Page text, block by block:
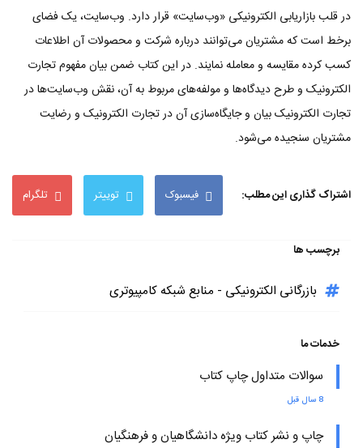
در قلب بازاریابی الکترونیکی «وب‌سایت» قرار دارد. وب‌سایت، یک فضای
برخط است که مشتریان می‌توانند درباره شرکت و محصولات آن اطلاعات
کسب کرده مقایسه و معامله نمایند. در این کتاب ضمن بیان مفهوم تجارت
الکترونیک و طرح دیدگاه‌ها و مولفه‌های مربوط به آن، نقش وب‌سایت‌ها در
تجارت الکترونیک بیان و جایگاه‌سازی آن در تجارت الکترونیک و رضایت
مشتریان سنجیده می‌شود.
اشتراک گذاری این مطلب: فیسبوک توییتر تلگرام
برچسب ها
بازرگانی الکترونیکی - منابع شبکه کامپیوتری
خدمات ما
سوالات متداول چاپ کتاب
8 سال قبل
چاپ و نشر کتاب ویژه دانشگاهیان و فرهنگیان